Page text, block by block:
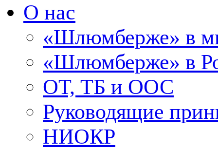
О нас
«Шлюмберже» в
«Шлюмберже» в
ОТ, ТБ и ООС
Руководящие
НИОКР